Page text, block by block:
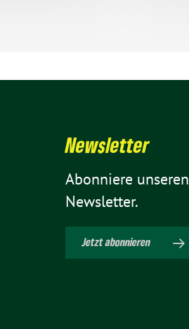
News­letter
Abon­niere unseren
Newsletter.
Jetzt abon­nieren